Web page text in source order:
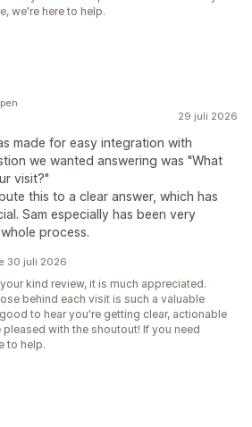
we're here to help.
29 juli 2026
made for easy integration with
we wanted answering was "What
visit?"
this to a clear answer, which has
Sam especially has been very
process.
30 juli 2026
kind review, it is much appreciated.
behind each visit is such a valuable
to hear you're getting clear, actionable
with the shoutout! If you need
to help.